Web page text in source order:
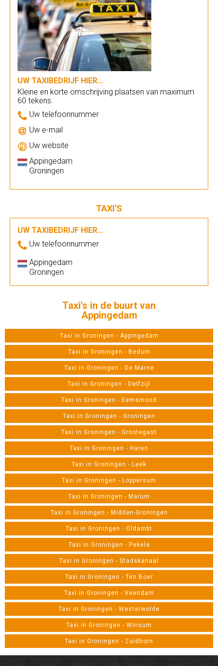
UW TAXIBEDRIJF HIER...
Kleine en korte omschrijving plaatsen van maximum
60 tekens.
Uw telefoonnummer
Uw e-mail
Uw website
Appingedam
Groningen
TAXI'S
UW TAXIBEDRIJF HIER...
Uw telefoonnummer
Appingedam
Groningen
Taxi's in de buurt van
Appingedam
Taxi in Groningen - Appingedam
Taxi in Groningen - Bedum
Taxi in Groningen - De Marne
Taxi in Groningen - Delfzijl
Taxi in Groningen - Eemsmond
Taxi in Groningen - Groningen
Taxi in Groningen - Grootegast
Taxi in Groningen - Haren
Taxi in Groningen - Leek
Taxi in Groningen - Loppersum
Taxi in Groningen - Marum
Taxi in Groningen - Midden-Groningen
Taxi in Groningen - Oldambt
Taxi in Groningen - Pekela
Taxi in Groningen - Stadskanaal
Taxi in Groningen - Ten Boer
Taxi in Groningen - Veendam
Taxi in Groningen - Westerwolde
Taxi in Groningen - Winsum
Taxi in Groningen - Zuidhorn